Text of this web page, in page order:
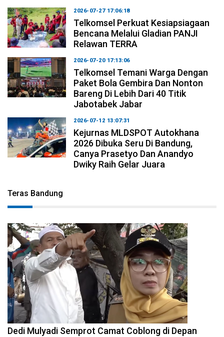
2026-07-27 17:06:18
Telkomsel Perkuat Kesiapsiagaan
Bencana Melalui Gladian PANJI
Relawan TERRA
2026-07-20 17:13:06
Telkomsel Temani Warga Dengan
Paket Bola Gembira Dan Nonton
Bareng Di Lebih Dari 40 Titik
Jabotabek Jabar
2026-07-12 13:07:31
Kejurnas MLDSPOT Autokhana
2026 Dibuka Seru Di Bandung,
Canya Prasetyo Dan Anandyo
Dwiky Raih Gelar Juara
Teras Bandung
2026-08-04 10:29:06
Dedi Mulyadi Semprot Camat Coblong di Depan